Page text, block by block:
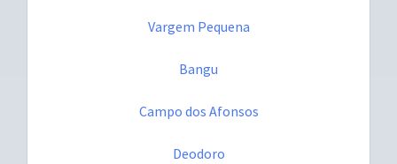
Vargem Pequena
Bangu
Campo dos Afonsos
Deodoro